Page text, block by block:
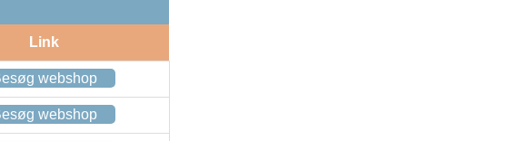
Link
webshop
webshop